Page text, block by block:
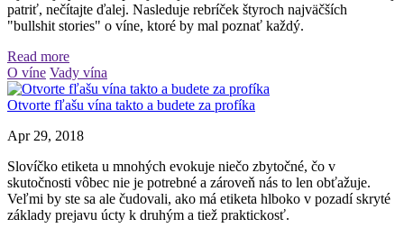
patriť, nečítajte ďalej. Nasleduje rebríček štyroch najväčších
"bullshit stories" o víne, ktoré by mal poznať každý.
Read more
O víne Vady vína
Otvorte fľašu vína takto a budete za profíka
Apr 29, 2018
Slovíčko etiketa u mnohých evokuje niečo zbytočné, čo v
skutočnosti vôbec nie je potrebné a zároveň nás to len obťažuje.
Veľmi by ste sa ale čudovali, ako má etiketa hlboko v pozadí skryté
základy prejavu úcty k druhým a tiež praktickosť.